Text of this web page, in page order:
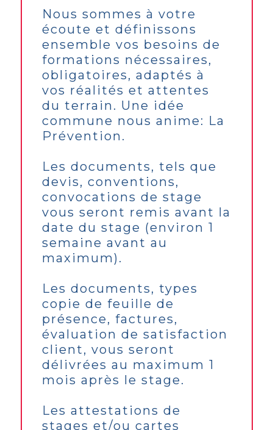
Nous sommes à votre
écoute et définissons
ensemble vos besoins de
formations nécessaires,
obligatoires, adaptés à
vos réalités et attentes
du terrain. Une idée
commune nous anime: La
Prévention.
Les documents, tels que
devis, conventions,
convocations de stage
vous seront remis avant la
date du stage (environ 1
semaine avant au
maximum).
Les documents, types
copie de feuille de
présence, factures,
évaluation de satisfaction
client, vous seront
délivrées au maximum 1
mois après le stage.
Les attestations de
stages et/ou cartes